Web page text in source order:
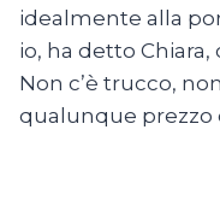
idealmente alla
io, ha detto
Non c’è trucco,
qualunque prezzo